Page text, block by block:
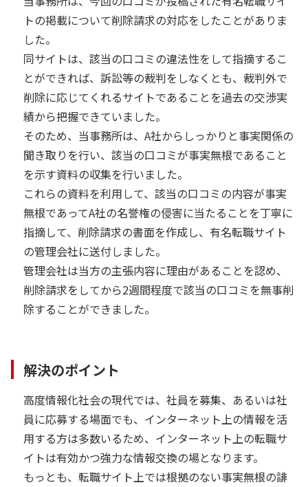
トの掲載について削除請求の対応をしたことがありま
した。
同サイトは、該当の口コミの違法性をして指摘するこ
とができれば、訴訟等の裁判をしなくとも、裁判外で
削除に応じてくれるサイトであることを過去の交渉実
績から把握できていました。
そのため、当事務所は、A社からしっかりと事実関係の
聞き取りを行い、該当の口コミが事実無根であること
を示す資料の収集を行いました。
これらの資料を利用して、該当の口コミの内容が事実
無根であってA社の名誉権の侵害に当たることを丁寧に
指摘して、削除請求の書面を作成し、有名転職サイト
の管理会社に送付しました。
管理会社は当方の主張内容に理由があることを認め、
削除請求をしてから2週間程度で該当の口コミを無事削
除することができました。
解決のポイント
高度情報化社会の現代では、社員を募集、あるいは社
員に応募する場面でも、インターネット上の情報を活
用する方は多数いるため、インターネット上の転職サ
イトは有効かつ強力な情報交換の場となります。
もっとも、転職サイト上では根拠のない事実無根の誹